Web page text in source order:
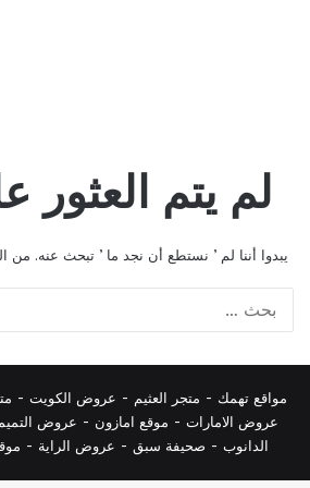
لم يتم العثور
يبدوا أننا لم ’ نستطع أن نجد ما ’ تبحث عنه.
مواقع تهمك - متجر العثيم - عروض الكويت -
عروض الامارات - موقع امازون - عروض
الدانوب - صحيفة سبق - عروض الراية -